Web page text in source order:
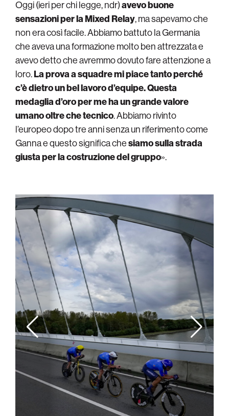
Oggi (ieri per chi legge, ndr)avevo buone
sensazioni per la Mixed Relay, ma sapevamo che
non era così facile. Abbiamo battuto la Germania
che aveva una formazione molto ben attrezzata e
avevo detto che avremmo dovuto fare attenzione a
loro.La prova a squadre mi piace tanto perché
c’è dietro un bel lavoro d’equipe. Questa
medaglia d’oro per me ha un grande valore
umano oltre che tecnico. Abbiamo rivinto
l’europeo dopo tre anni senza un riferimento come
Ganna e questo significa chesiamo sulla strada
giusta per la costruzione del gruppo».